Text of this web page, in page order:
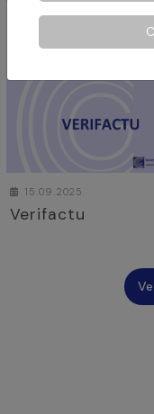
23.03.2026
Registre Retributiu
15.09.2025
Verifactu